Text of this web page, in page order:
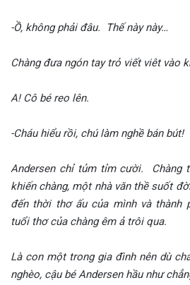
-Ồ, không phải đâu. Thế này này…
Chàng đưa ngón tay trỏ viết viêt vào
A! Cô bé reo lên.
-Cháu hiểu rồi, chú làm nghề bán bút!
Andersen chỉ tủm tỉm cười. Chàng
khiến chàng, một nhà văn thề suốt
đến thời thơ ấu của mình và thành
tuổi thơ của chàng êm ả trôi qua.
Là con một trong gia đình nên dù
nghèo, cậu bé Andersen hầu như